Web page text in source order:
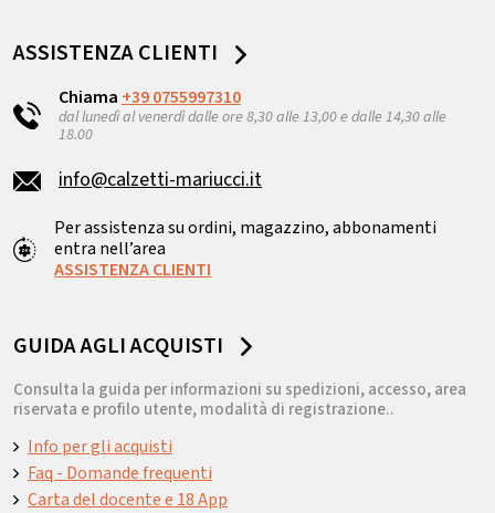
ASSISTENZA CLIENTI
Chiama +39 0755997310
dal lunedì al venerdì dalle ore 8,30 alle 13,00 e dalle 14,30 alle
18.00
info@calzetti-mariucci.it
Per assistenza su ordini, magazzino, abbonamenti
entra nell’area
ASSISTENZA CLIENTI
GUIDA AGLI ACQUISTI
Consulta la guida per informazioni su spedizioni, accesso, area
riservata e profilo utente, modalità di registrazione..
Info per gli acquisti
Faq - Domande frequenti
Carta del docente e 18 App